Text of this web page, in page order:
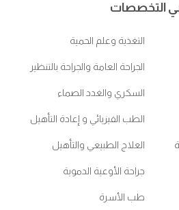
التخصصات
التغذية وعلم الحمية
الجراحة العامة والجراحة بالتنظير
السكري والغدد الصماء
الطب الفيزيائي و إعادة التأهيل
العلاج الطبيعي والتأهيل
جراحة الأوعية الدموية
طب الأسرة